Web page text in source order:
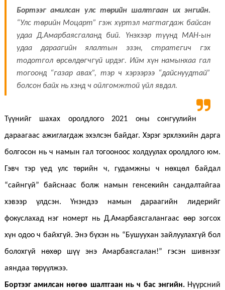
Бортээг амилсан улс төрийн шалтгаан их энгийн.
“Улс төрийн Моцарт” гэж хүртэл магтагдаж байсан
удаа Д.Амарбаясгаланд бий. Үнэхээр түүнд МАН-ын
удаа дараагийн ялалтын эзэн, стратегич гэх
тодотгол өрсөлдөгчгүй ирдэг. Ийм хүн намынхаа гал
тогоонд “газар авах”, тэр ч хэрээрээ “дайснуудтай”
болсон байх нь хэнд ч ойлгомжтой үйл явдал.
Түүнийг шахах оролдлого 2021 оны сонгуулийн
дараагаас ажиглагдаж эхэлсэн байдаг. Хэрэг эрхлэхийн дарга
болгосон нь ч намын гал тогооноос холдуулах оролдлого юм.
Гэвч тэр үед улс төрийн ч, гудамжны ч нөхцөл байдал
“сайнгүй” байснаас болж намын генсекийн сандалтайгаа
хэвээр үлдсэн. Үнэндээ намын дараагийн лидерийг
фокуслахад нэг номерт нь Д.Амарбаясгалангаас өөр зогсох
хүн одоо ч байхгүй. Энэ бүхэн нь “Бушуухан зайлуулахгүй бол
болохгүй нөхөр шүү энэ Амарбаясгалан!” гэсэн шивнээг
аяндаа төрүүлжээ.
Бортээг амилсан нөгөө шалтгаан нь ч бас энгийн. Нүүрсний